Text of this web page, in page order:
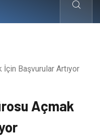
Başvurular Artıyor
Açmak